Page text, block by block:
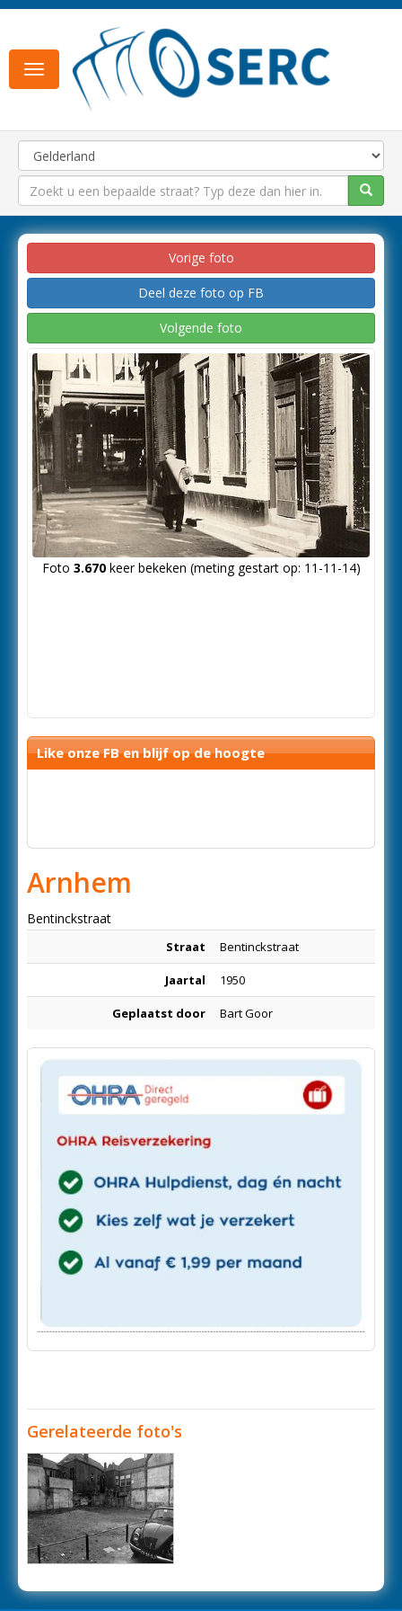
Toggle
navigation
Vorige foto
Deel deze foto op FB
Volgende foto
Foto 3.670keer bekeken (meting gestart op: 11-11-14)
Like onze FB en blijf op de hoogte
Arnhem
Bentinckstraat
Straat Bentinckstraat
Jaartal 1950
Geplaatst door Bart Goor
Gerelateerde foto's